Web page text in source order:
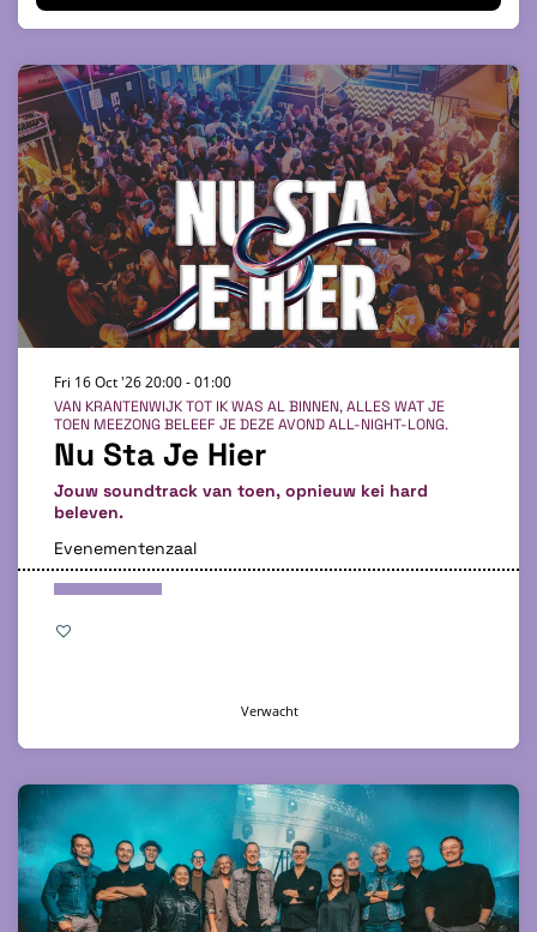
Nu Sta Je Hier
Jouw soundtrack van toen, opnieuw kei hard
beleven.
VAN KRANTENWIJK TOT IK WAS AL BINNEN, ALLES WAT JE
TOEN MEEZONG BELEEF JE DEZE AVOND ALL-NIGHT-LONG.
Fri 16 Oct '2620:00 - 01:00
Evenementenzaal
Verwacht